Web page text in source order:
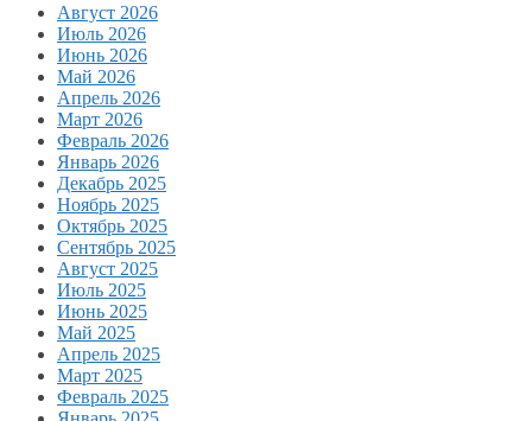
Август 2026
Июль 2026
Июнь 2026
Май 2026
Апрель 2026
Март 2026
Февраль 2026
Январь 2026
Декабрь 2025
Ноябрь 2025
Октябрь 2025
Сентябрь 2025
Август 2025
Июль 2025
Июнь 2025
Май 2025
Апрель 2025
Март 2025
Февраль 2025